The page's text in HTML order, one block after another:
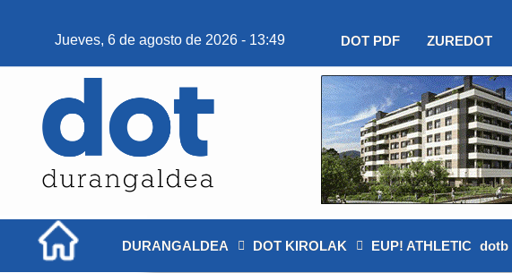
Jueves, 6 de agosto de 2026 - 13:49 DOT PDF ZUREDOT
DURANGALDEA DOT KIROLAK EUP! ATHLETIC dotb